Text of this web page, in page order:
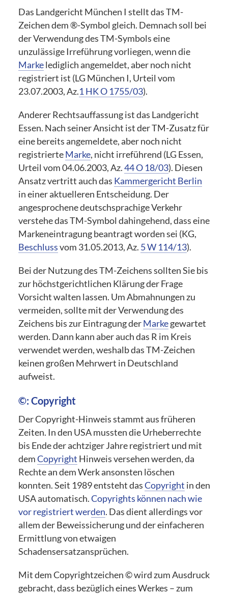
Das Landgericht München I stellt das TM-
Zeichen dem ®-Symbol gleich. Demnach soll bei
der Verwendung des TM-Symbols eine
unzulässige Irreführung vorliegen, wenn die
Markelediglich angemeldet, aber noch nicht
registriert ist (LG München I, Urteil vom
23.07.2003, Az.1 HK O 1755/03).
Anderer Rechtsauffassung ist das Landgericht
Essen. Nach seiner Ansicht ist der TM-Zusatz für
eine bereits angemeldete, aber noch nicht
registrierteMarke, nicht irreführend (LG Essen,
Urteil vom 04.06.2003, Az.44 O 18/03). Diesen
Ansatz vertritt auch das Kammergericht Berlin
in einer aktuelleren Entscheidung. Der
angesprochene deutschsprachige Verkehr
verstehe das TM-Symbol dahingehend, dass eine
Markeneintragung beantragt worden sei (KG,
Beschlussvom 31.05.2013, Az. 5 W 114/13).
Bei der Nutzung des TM-Zeichens sollten Sie bis
zur höchstgerichtlichen Klärung der Frage
Vorsicht walten lassen. Um Abmahnungen zu
vermeiden, sollte mit der Verwendung des
Zeichens bis zur Eintragung derMarkegewartet
werden. Dann kann aber auch das R im Kreis
verwendet werden, weshalb das TM-Zeichen
keinen großen Mehrwert in Deutschland
aufweist.
©: Copyright
Der Copyright-Hinweis stammt aus früheren
Zeiten. In den USA mussten die Urheberrechte
bis Ende der achtziger Jahre registriert und mit
demCopyright Hinweis versehen werden, da
Rechte an dem Werk ansonsten löschen
konnten. Seit 1989 entsteht dasCopyright in den
USA automatisch.Copyrights können nach wie
vor registriert werden. Das dient allerdings vor
allem der Beweissicherung und der einfacheren
Ermittlung von etwaigen
Schadensersatzansprüchen.
Mit dem Copyrightzeichen © wird zum Ausdruck
gebracht, dass bezüglich eines Werkes – zum